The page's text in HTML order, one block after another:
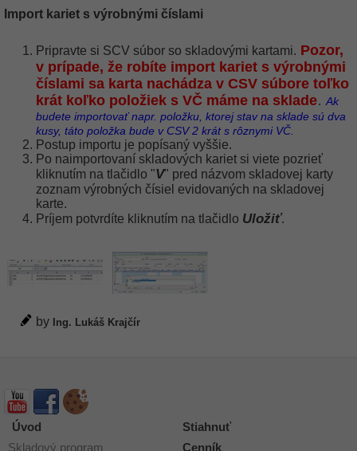
Import kariet s výrobnými číslami
Pripravte si SCV súbor so skladovými kartami. Pozor,
v prípade, že robíte import kariet s výrobnými
číslami sa karta nachádza v CSV súbore toľko
krát koľko položiek s VČ máme na sklade. Ak
budete importovať napr. položku, ktorej stav na sklade sú dva
kusy, táto položka bude v CSV 2 krát s rôznymi VČ.
Postup importu je popísaný vyššie.
Po naimportovaní skladových kariet si viete pozrieť
kliknutím na tlačidlo "V" pred názvom skladovej karty
zoznam výrobných čísiel evidovaných na skladovej
karte.
Príjem potvrdíte kliknutím na tlačidlo Uložiť.
by Ing. Lukáš Krajčír
Úvod
Skladový program
Stiahnuť
Cenník